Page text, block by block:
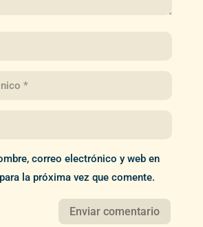
correo electrónico y web en
la próxima vez que comente.